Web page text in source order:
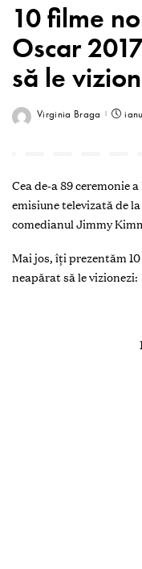
10 filme
Oscar
să le
Virginia Braga
Cea de-a 89 ceremonie
emisiune televizată de
comedianul Jimmy
Mai jos, îți prezentăm
neapărat să le vizionezi: